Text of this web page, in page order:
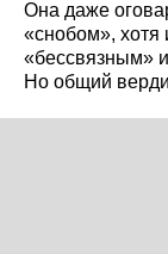
Она даже
«снобом»,
«бессвязным»
Но общий